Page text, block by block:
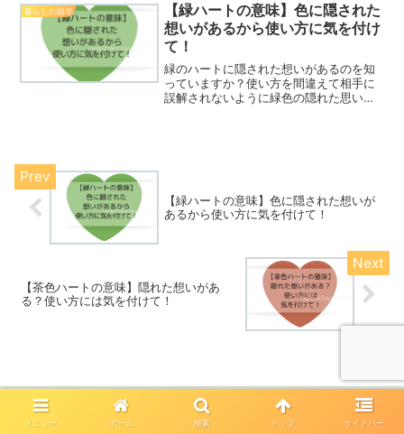
暮らしの雑学
【緑ハートの意味】色に隠された
想いがあるから使い方に気を付け
て！
緑のハートに隠された想いがあるのを知
っていますか？使い方を間違えて相手に
誤解されないように緑色の隠れた思いを
【緑ハートの意味】色に隠された想いが
あるから使い方に気を付けて！
【茶色ハートの意味】隠れた想いがあ
る？使い方には気を付けて！
メニュー ホーム 検索 トップ サイドバー